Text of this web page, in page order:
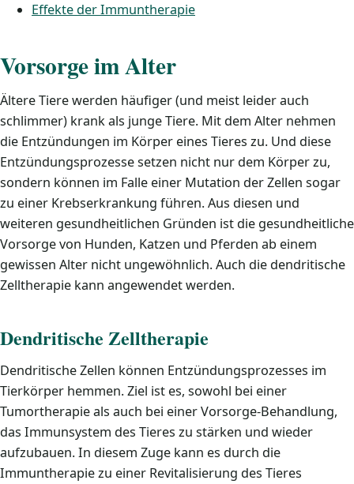
Effekte der Immuntherapie
Vorsorge im Alter
Ältere Tiere werden häufiger (und meist leider auch
schlimmer) krank als junge Tiere. Mit dem Alter nehmen
die Entzündungen im Körper eines Tieres zu. Und diese
Entzündungsprozesse setzen nicht nur dem Körper zu,
sondern können im Falle einer Mutation der Zellen sogar
zu einer Krebserkrankung führen. Aus diesen und
weiteren gesundheitlichen Gründen ist die gesundheitliche
Vorsorge von Hunden, Katzen und Pferden ab einem
gewissen Alter nicht ungewöhnlich. Auch die dendritische
Zelltherapie kann angewendet werden.
Dendritische Zelltherapie
Dendritische Zellen können Entzündungsprozesses im
Tierkörper hemmen. Ziel ist es, sowohl bei einer
Tumortherapie als auch bei einer Vorsorge-Behandlung,
das Immunsystem des Tieres zu stärken und wieder
aufzubauen. In diesem Zuge kann es durch die
Immuntherapie zu einer Revitalisierung des Tieres